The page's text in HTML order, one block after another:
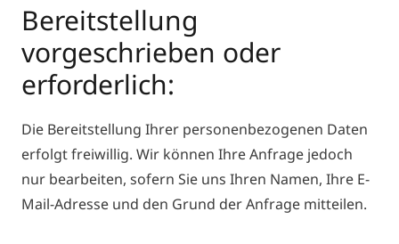
Bereitstellung
vorgeschrieben oder
erforderlich:
Die Bereitstellung Ihrer personenbezogenen Daten
erfolgt freiwillig. Wir können Ihre Anfrage jedoch
nur bearbeiten, sofern Sie uns Ihren Namen, Ihre E-
Mail-Adresse und den Grund der Anfrage mitteilen.